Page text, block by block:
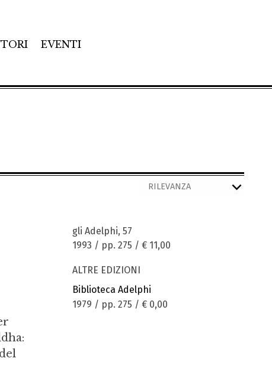
EVENTI
gli Adelphi, 57
1993 / pp. 275 / € 11,00
ALTRE EDIZIONI
Biblioteca Adelphi
1979 / pp. 275 / € 0,00